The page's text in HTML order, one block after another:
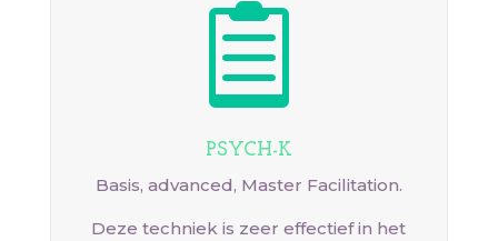

PSYCH-K
Basis, advanced, Master Facilitation.
Deze techniek is zeer effectief in het